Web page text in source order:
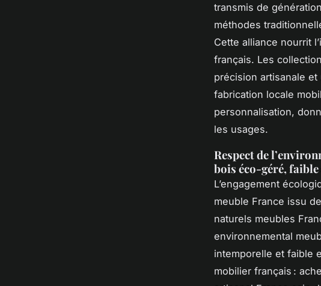
transmis de
méthodes
Cette alliance nourrit
français. Les
précision artisanale
fabrication locale
personnalisation,
les usages.
Respect de
bois éco-géré,
L’engagement
meuble France issu
naturels meubles
environnemental
intemporelle et faible
mobilier français :